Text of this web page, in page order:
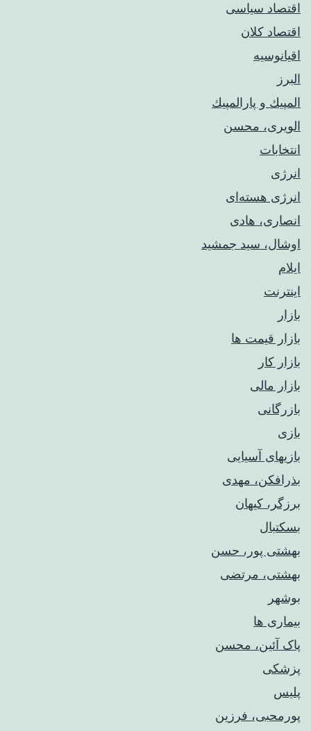
اقتصاد سیاسی
اقتصاد کلان
اقیانوسیه
البرز
المپيك و پارالمپيك
الویری، محسن
انتخابات
انرژی
انرژی هسته‌ای
انصاری، هادی
اوشال، سید جمشید
ایلام
اینترنت
بازار
بازار قیمت ها
بازار کار
بازار مالی
بازرگانی
بازی
بازیهای آسیایی
بذرافکن، مهدی
برزگر، کیهان
بسکتبال
بهشتی پور، حسن
بهشتی، مرتضی
بوشهر
بیماری ها
پاک آئین، محسن
پزشکی
پلیس
پورمحبی، فرزین